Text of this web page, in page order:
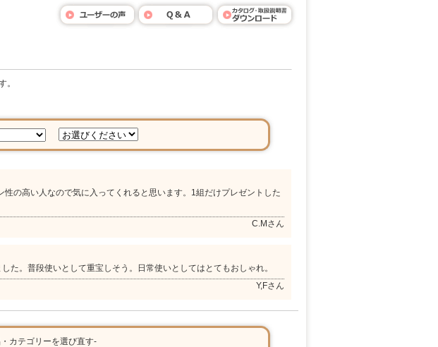
。
の高い人なので気に入ってくれると思います。1組だけプレゼントした
C.Mさん
た。普段使いとして重宝しそう。日常使いとしてはとてもおしゃれ。
Y,Fさん
カテゴリーを選び直す-